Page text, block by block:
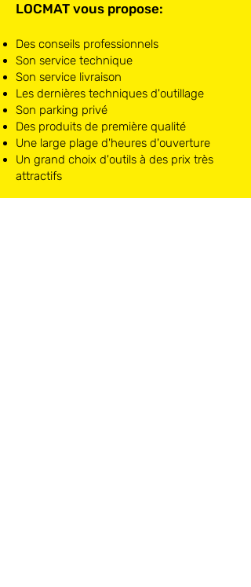
LOCMAT vous propose:
Des conseils professionnels
Son service technique
Son service livraison
Les dernières techniques d'outillage
Son parking privé
Des produits de première qualité
Une large plage d'heures d'ouverture
Un grand choix d'outils à des prix très
attractifs